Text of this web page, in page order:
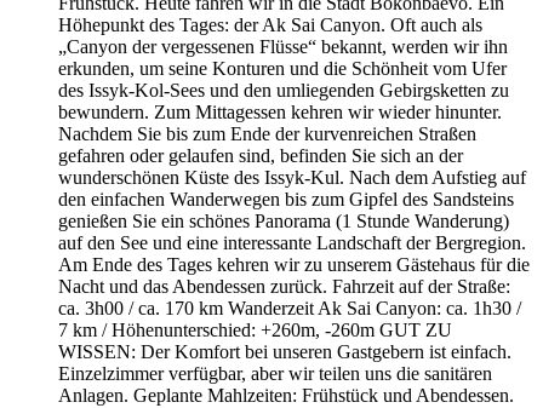
Höhepunkt des Tages: der Ak Sai Canyon. Oft auch als
„Canyon der vergessenen Flüsse“ bekannt, werden wir ihn
erkunden, um seine Konturen und die Schönheit vom Ufer
des Issyk-Kol-Sees und den umliegenden Gebirgsketten zu
bewundern. Zum Mittagessen kehren wir wieder hinunter.
Nachdem Sie bis zum Ende der kurvenreichen Straßen
gefahren oder gelaufen sind, befinden Sie sich an der
wunderschönen Küste des Issyk-Kul. Nach dem Aufstieg auf
den einfachen Wanderwegen bis zum Gipfel des Sandsteins
genießen Sie ein schönes Panorama (1 Stunde Wanderung)
auf den See und eine interessante Landschaft der Bergregion.
Am Ende des Tages kehren wir zu unserem Gästehaus für die
Nacht und das Abendessen zurück. Fahrzeit auf der Straße:
ca. 3h00 / ca. 170 km Wanderzeit Ak Sai Canyon: ca. 1h30 /
7 km / Höhenunterschied: +260m, -260m GUT ZU
WISSEN: Der Komfort bei unseren Gastgebern ist einfach.
Einzelzimmer verfügbar, aber wir teilen uns die sanitären
Anlagen. Geplante Mahlzeiten: Frühstück und Abendessen.